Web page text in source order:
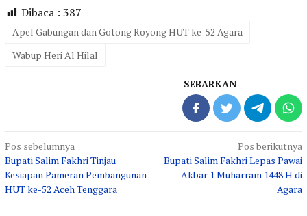
Dibaca : 387
Apel Gabungan dan Gotong Royong HUT ke-52 Agara
Wabup Heri Al Hilal
SEBARKAN
Navigasi
pos
Pos sebelumnya
Bupati Salim Fakhri Tinjau
Kesiapan Pameran Pembangunan
HUT ke-52 Aceh Tenggara
Pos berikutnya
Bupati Salim Fakhri Lepas Pawai
Akbar 1 Muharram 1448 H di
Agara